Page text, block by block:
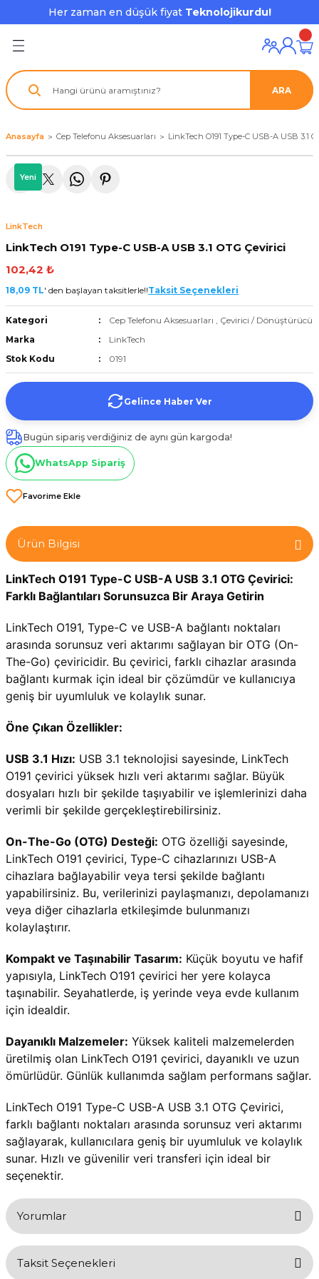
Her zaman en düşük fiyat Teknolojikurdu!
Geri Dön
Geri Dön
ve Ekipmanları
- Çoğaltıcı
Geri Dön
Çevre Birimleri
Geri Dön
Geri Dön
Geri Dön
Geri Dön
Aksesuarları
ARA
Anasayfa Cep Telefonu Aksesuarları LinkTech O191 Type-C USB-A USB 3.1
Yeni
LinkTech
LinkTech O191 Type-C USB-A USB 3.1 OTG Çevirici
102,42 ₺
18,09 TL' den başlayan taksitlerle!!Taksit Seçenekleri
Kategori Cep Telefonu Aksesuarları , Çevirici / Dönüştürücü
Marka
LinkTech
Stok Kodu
0191
Gelince Haber Ver
Bugün sipariş verdiğiniz de aynı gün kargoda!
WhatsApp Sipariş
Ürün Bilgisi
LinkTech O191 Type-C USB-A USB 3.1 OTG Çevirici:
Farklı Bağlantıları Sorunsuzca Bir Araya Getirin
LinkTech O191, Type-C ve USB-A bağlantı noktaları
arasında sorunsuz veri aktarımı sağlayan bir OTG (On-
The-Go) çeviricidir. Bu çevirici, farklı cihazlar arasında
bağlantı kurmak için ideal bir çözümdür ve kullanıcıya
geniş bir uyumluluk ve kolaylık sunar.
Öne Çıkan Özellikler:
USB 3.1 Hızı: USB 3.1 teknolojisi sayesinde, LinkTech
O191 çevirici yüksek hızlı veri aktarımı sağlar. Büyük
dosyaları hızlı bir şekilde taşıyabilir ve işlemlerinizi daha
verimli bir şekilde gerçekleştirebilirsiniz.
On-The-Go (OTG) Desteği: OTG özelliği sayesinde,
LinkTech O191 çevirici, Type-C cihazlarınızı USB-A
cihazlara bağlayabilir veya tersi şekilde bağlantı
yapabilirsiniz. Bu, verilerinizi paylaşmanızı, depolamanızı
veya diğer cihazlarla etkileşimde bulunmanızı
kolaylaştırır.
Kompakt ve Taşınabilir Tasarım: Küçük boyutu ve hafif
yapısıyla, LinkTech O191 çevirici her yere kolayca
taşınabilir. Seyahatlerde, iş yerinde veya evde kullanım
için idealdir.
Dayanıklı Malzemeler: Yüksek kaliteli malzemelerden
üretilmiş olan LinkTech O191 çevirici, dayanıklı ve uzun
ömürlüdür. Günlük kullanımda sağlam performans sağlar.
LinkTech O191 Type-C USB-A USB 3.1 OTG Çevirici,
farklı bağlantı noktaları arasında sorunsuz veri aktarımı
sağlayarak, kullanıcılara geniş bir uyumluluk ve kolaylık
sunar. Hızlı ve güvenilir veri transferi için ideal bir
seçenektir.
Yorumlar
Taksit Seçenekleri